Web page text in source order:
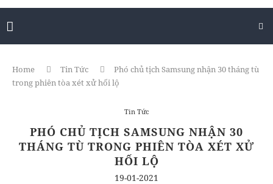
Home Tin Tức
Phó chủ tịch Samsung nhận 30 tháng tù
trong phiên tòa xét xử hối lộ
Tin Tức
PHÓ CHỦ TỊCH SAMSUNG NHẬN 30
THÁNG TÙ TRONG PHIÊN TÒA XÉT XỬ
HỐI LỘ
19-01-2021